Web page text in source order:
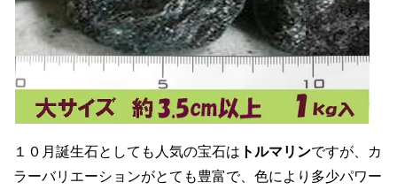
１０月誕生石としても人気の宝石は トルマリンですが、カ
ラーバリエーションがとても豊富で、色により多少パワー